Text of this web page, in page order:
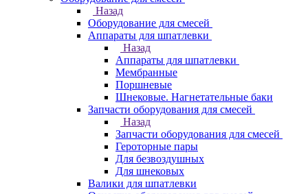
Назад
Оборудование для смесей
Аппараты для шпатлевки
Назад
Аппараты для шпатлевки
Мембранные
Поршневые
Шнековые. Нагнетательные баки
Запчасти оборудования для смесей
Назад
Запчасти оборудования для смесей
Героторные пары
Для безвоздушных
Для шнековых
Валики для шпатлевки